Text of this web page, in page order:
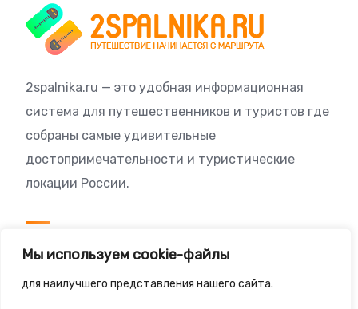
Мы используем cookie-файлы
для наилучшего представления нашего сайта.
2spalnika.ru — это удобная информационная
система для путешественников и туристов где
собраны самые удивительные
достопримечательности и туристические
локации России.